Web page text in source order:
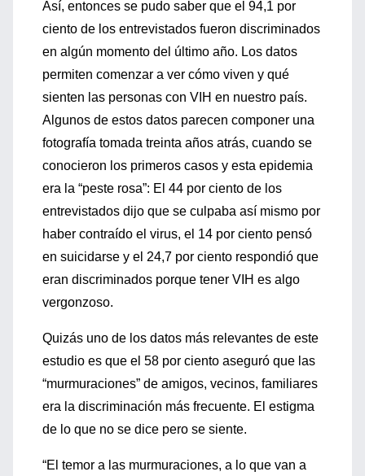
Así, entonces se pudo saber que el 94,1 por
ciento de los entrevistados fueron discriminados
en algún momento del último año. Los datos
permiten comenzar a ver cómo viven y qué
sienten las personas con VIH en nuestro país.
Algunos de estos datos parecen componer una
fotografía tomada treinta años atrás, cuando se
conocieron los primeros casos y esta epidemia
era la “peste rosa”: El 44 por ciento de los
entrevistados dijo que se culpaba así mismo por
haber contraído el virus, el 14 por ciento pensó
en suicidarse y el 24,7 por ciento respondió que
eran discriminados porque tener VIH es algo
vergonzoso.
Quizás uno de los datos más relevantes de este
estudio es que el 58 por ciento aseguró que las
“murmuraciones” de amigos, vecinos, familiares
era la discriminación más frecuente. El estigma
de lo que no se dice pero se siente.
“El temor a las murmuraciones, a lo que van a